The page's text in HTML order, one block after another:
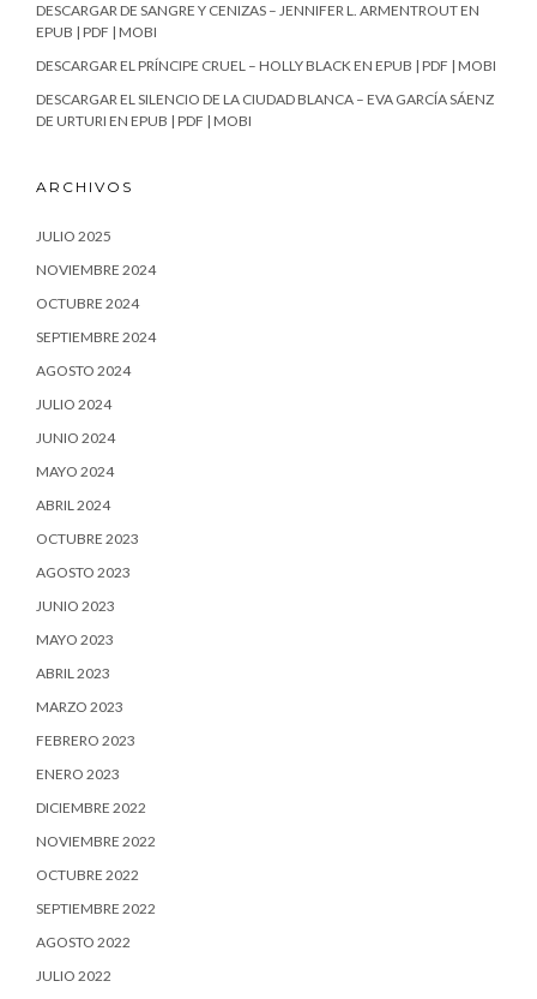
DESCARGAR DE SANGRE Y CENIZAS – JENNIFER L. ARMENTROUT EN
EPUB | PDF | MOBI
DESCARGAR EL PRÍNCIPE CRUEL – HOLLY BLACK EN EPUB | PDF | MOBI
DESCARGAR EL SILENCIO DE LA CIUDAD BLANCA – EVA GARCÍA SÁENZ
DE URTURI EN EPUB | PDF | MOBI
ARCHIVOS
JULIO 2025
NOVIEMBRE 2024
OCTUBRE 2024
SEPTIEMBRE 2024
AGOSTO 2024
JULIO 2024
JUNIO 2024
MAYO 2024
ABRIL 2024
OCTUBRE 2023
AGOSTO 2023
JUNIO 2023
MAYO 2023
ABRIL 2023
MARZO 2023
FEBRERO 2023
ENERO 2023
DICIEMBRE 2022
NOVIEMBRE 2022
OCTUBRE 2022
SEPTIEMBRE 2022
AGOSTO 2022
JULIO 2022